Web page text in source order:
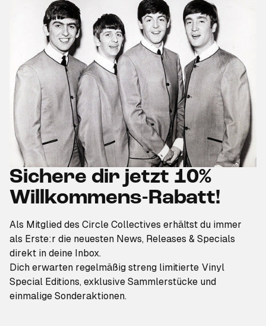
Sichere dir jetzt 10%
Willkommens-Rabatt!
Als Mitglied des Circle Collectives erhältst du immer
als Erste:r die neuesten News, Releases & Specials
direkt in deine Inbox.
Dich erwarten regelmäßig streng limi­tierte Vinyl
Special Editions, exklusive Sammler­stücke und
einmalige Sonderaktionen.